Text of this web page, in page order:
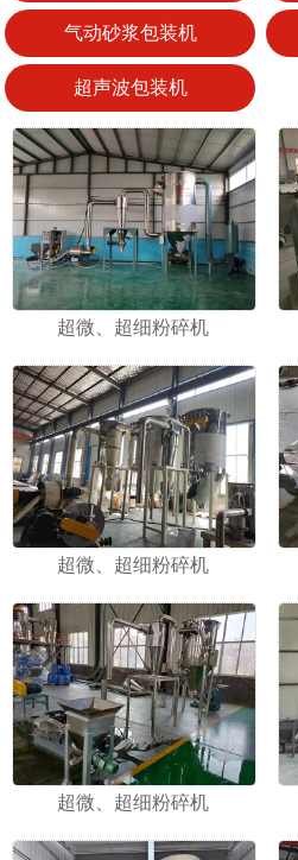
气动砂浆包装机
超声波包装机
超微、超细粉碎机
超微、超细粉碎机
超微、超细粉碎机